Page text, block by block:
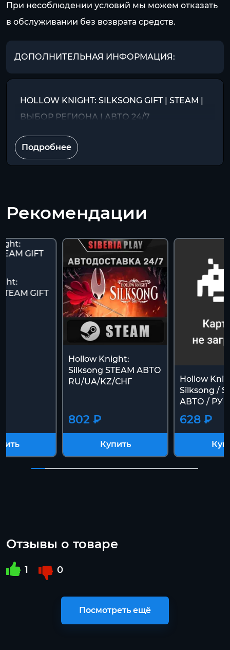
При несоблюдении условий мы можем отказать
в обслуживании без возврата средств.
ДОПОЛНИТЕЛЬНАЯ ИНФОРМАЦИЯ:
HOLLOW KNIGHT: SILKSONG GIFT | STEAM |
ВЫБОР РЕГИОНА | АВТО 24/7
Подробнее
Рекомендации
GIFT
Hollow Knight:
Silksong STEAM АВТО
RU/UA/KZ/СНГ
802 ₽
Купить
Hollow
Silksong /
АВТО / РУ
628 ₽
Отзывы о товаре
1 0
Посмотреть ещё